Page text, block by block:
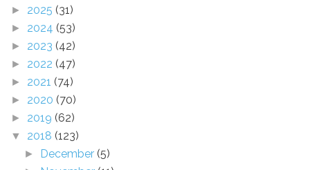
► 2025 (31)
► 2024 (53)
► 2023 (42)
► 2022 (47)
► 2021 (74)
► 2020 (70)
► 2019 (62)
▼ 2018 (123)
► December (5)